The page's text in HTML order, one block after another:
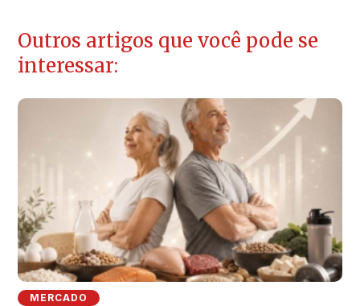
Outros artigos que você pode se
interessar:
MERCADO